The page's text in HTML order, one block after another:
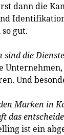
dann die
gut.
sind die
Und
Marken in
das
ist ein